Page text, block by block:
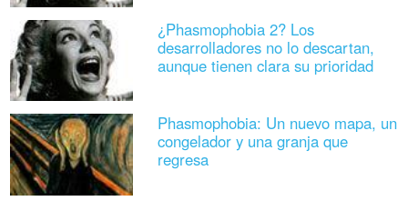
¿Phasmophobia 2? Los
desarrolladores no lo descartan,
aunque tienen clara su prioridad
Phasmophobia: Un nuevo mapa, un
congelador y una granja que
regresa